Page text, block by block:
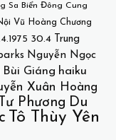
Sa Biển Đông Cung
Vũ Hoàng Chương
30.4
Trung
Nguyễn Ngọc
Bùi Giáng haiku
Xuân Hoàng
Phương Du
Tô Thùy Yên